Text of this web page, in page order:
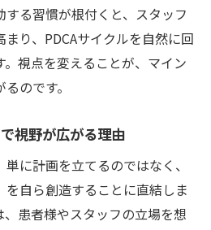
る習慣が根付くと、スタッフ
り、PDCAサイクルを自然に回
視点を変えることが、マイン
のです。
視野が広がる理由
に計画を立てるのではなく、
自ら創造することに直結しま
患者様やスタッフの立場を想